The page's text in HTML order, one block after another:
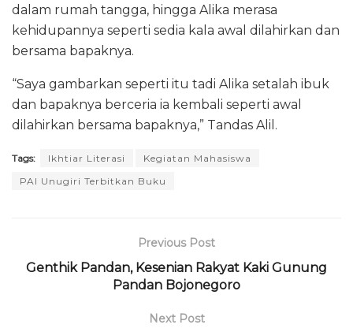
dalam rumah tangga, hingga Alika merasa
kehidupannya seperti sedia kala awal dilahirkan dan
bersama bapaknya.
“Saya gambarkan seperti itu tadi Alika setalah ibuk
dan bapaknya berceria ia kembali seperti awal
dilahirkan bersama bapaknya,” Tandas Alil.
Tags: Ikhtiar Literasi
Kegiatan Mahasiswa
PAI Unugiri Terbitkan Buku
Previous Post
Genthik Pandan, Kesenian Rakyat Kaki Gunung
Pandan Bojonegoro
Next Post